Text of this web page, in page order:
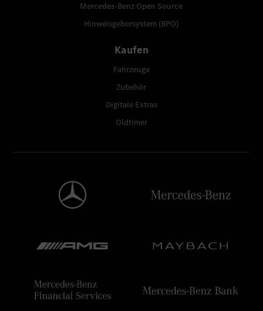
Mercedes-Benz Open Source
Hinweisgebersystem (BPO)
Kaufen
Fahrzeuge
Zubehör
Digitale Extras
Oldtimer